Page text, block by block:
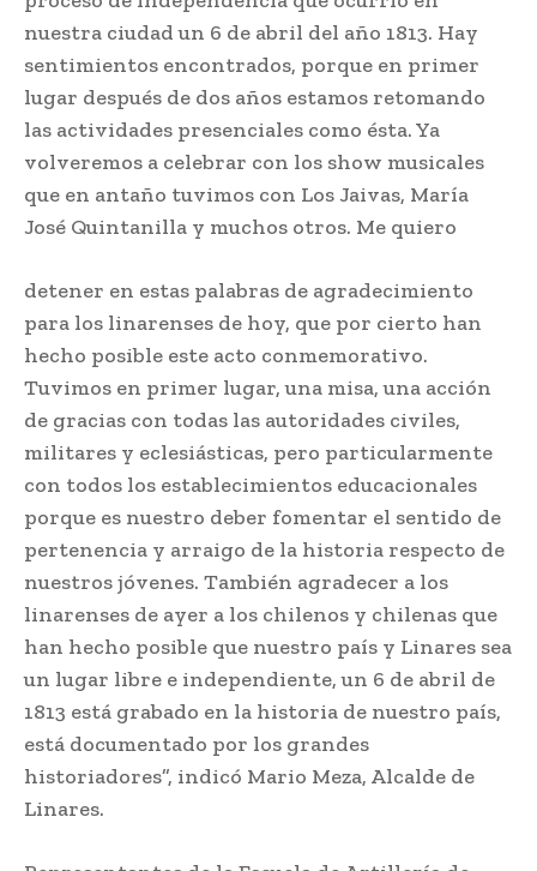
nuestra ciudad un 6 de abril del año 1813. Hay
sentimientos encontrados, porque en primer
lugar después de dos años estamos retomando
las actividades presenciales como ésta. Ya
volveremos a celebrar con los show musicales
que en antaño tuvimos con Los Jaivas, María
José Quintanilla y muchos otros. Me quiero
detener en estas palabras de agradecimiento
para los linarenses de hoy, que por cierto han
hecho posible este acto conmemorativo.
Tuvimos en primer lugar, una misa, una acción
de gracias con todas las autoridades civiles,
militares y eclesiásticas, pero particularmente
con todos los establecimientos educacionales
porque es nuestro deber fomentar el sentido de
pertenencia y arraigo de la historia respecto de
nuestros jóvenes. También agradecer a los
linarenses de ayer a los chilenos y chilenas que
han hecho posible que nuestro país y Linares sea
un lugar libre e independiente, un 6 de abril de
1813 está grabado en la historia de nuestro país,
está documentado por los grandes
historiadores”, indicó Mario Meza, Alcalde de
Linares.